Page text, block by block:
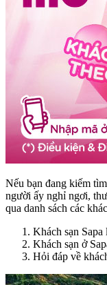
Nếu bạn đang kiếm
người ấy nghỉ ngơi,
qua danh sách các
Khách sạn
Khách sạn ở
Hỏi đáp về